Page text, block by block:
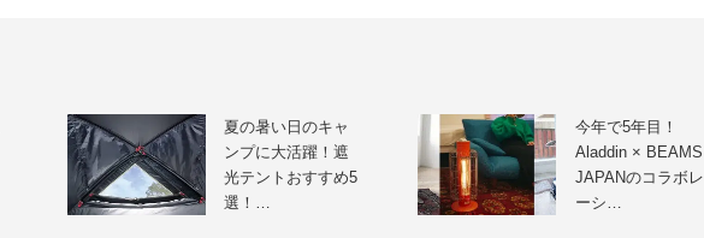
夏の暑い日のキャ
ンプに大活躍！遮
光テントおすすめ5
選！…
今年で5年目！
Aladdin × BEAMS
JAPANのコラボレ
ーシ…